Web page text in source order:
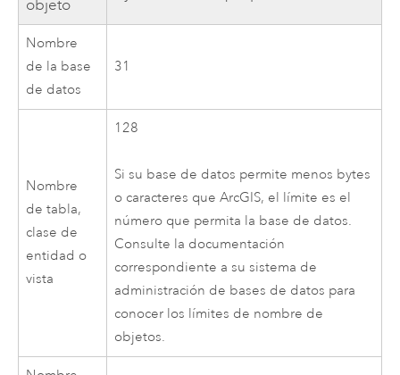
objeto
Nombre
de la base
de datos
31
Nombre
de tabla,
clase de
entidad o
vista
128
Si su base de datos permite menos bytes
o caracteres que ArcGIS, el límite es el
número que permita la base de datos.
Consulte la documentación
correspondiente a su sistema de
administración de bases de datos para
conocer los límites de nombre de
objetos.